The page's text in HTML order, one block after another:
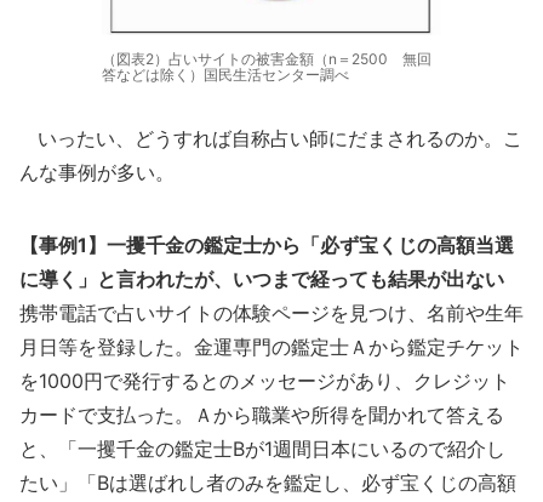
（図表2）占いサイトの被害金額（n＝2500 無回
答などは除く）国民生活センター調べ
いったい、どうすれば自称占い師にだまされるのか。こ
んな事例が多い。
【事例1】一攫千金の鑑定士から「必ず宝くじの高額当選
に導く」と言われたが、いつまで経っても結果が出ない
携帯電話で占いサイトの体験ページを見つけ、名前や生年
月日等を登録した。金運専門の鑑定士Ａから鑑定チケット
を1000円で発行するとのメッセージがあり、クレジット
カードで支払った。Ａから職業や所得を聞かれて答える
と、「一攫千金の鑑定士Bが1週間日本にいるので紹介し
たい」「Bは選ばれし者のみを鑑定し、必ず宝くじの高額